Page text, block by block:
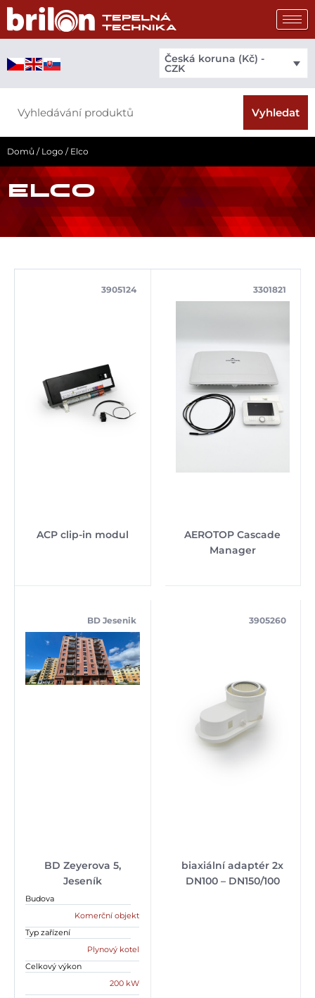
Přeskočit
obsah
Česká koruna (Kč) -
CZK
Vyhledat
Domů / Logo / Elco
ELCO
ACP clip-in modul
3905124
AEROTOP Cascade
Manager
3301821
BD Zeyerova 5,
Jeseník
BD Jesenik
Budova
Komerční objekt
Typ zařízení
Plynový kotel
Celkový výkon
200 kW
biaxiální adaptér 2x
DN100 – DN150/100
3905260